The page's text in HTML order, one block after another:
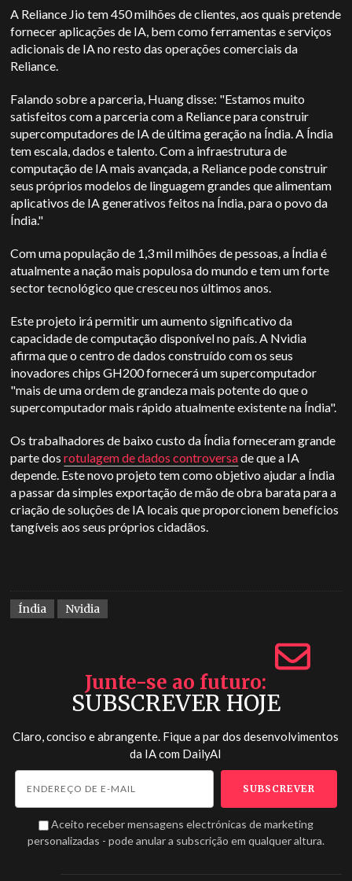
A Reliance Jio tem 450 milhões de clientes, aos quais pretende
fornecer aplicações de IA, bem como ferramentas e serviços
adicionais de IA no resto das operações comerciais da
Reliance.
Falando sobre a parceria, Huang disse: "Estamos muito
satisfeitos com a parceria com a Reliance para construir
supercomputadores de IA de última geração na Índia. A Índia
tem escala, dados e talento. Com a infraestrutura de
computação de IA mais avançada, a Reliance pode construir
seus próprios modelos de linguagem grandes que alimentam
aplicativos de IA generativos feitos na Índia, para o povo da
Índia."
Com uma população de 1,3 mil milhões de pessoas, a Índia é
atualmente a nação mais populosa do mundo e tem um forte
sector tecnológico que cresceu nos últimos anos.
Este projeto irá permitir um aumento significativo da
capacidade de computação disponível no país. A Nvidia
afirma que o centro de dados construído com os seus
inovadores chips GH200 fornecerá um supercomputador
"mais de uma ordem de grandeza mais potente do que o
supercomputador mais rápido atualmente existente na Índia".
Os trabalhadores de baixo custo da Índia forneceram grande
parte dosrotulagem de dados controversade que a IA
depende. Este novo projeto tem como objetivo ajudar a Índia
a passar da simples exportação de mão de obra barata para a
criação de soluções de IA locais que proporcionem benefícios
tangíveis aos seus próprios cidadãos.
Índia Nvidia
Junte-se ao futuro
SUBSCREVER HOJE
Claro, conciso e abrangente. Fique a par dos desenvolvimentos
da IA com DailyAI
Aceito receber mensagens electrónicas de marketing
personalizadas - pode anular a subscrição em qualquer altura.